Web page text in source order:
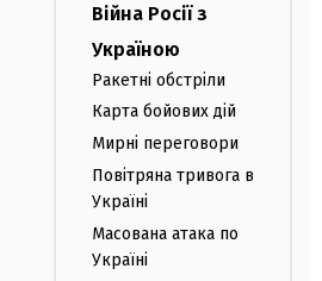
Війна Росії з
Україною
Ракетні обстріли
Карта бойових дій
Мирні переговори
Повітряна тривога в
Україні
Масована атака по
Україні